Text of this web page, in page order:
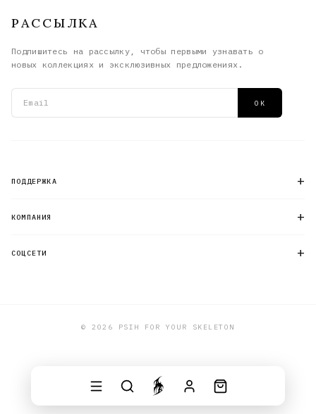
РАССЫЛКА
Подпишитесь на рассылку, чтобы первыми узнавать о
новых коллекциях и эксклюзивных предложениях.
Email адрес
ОК
ПОДДЕРЖКА +
КОМПАНИЯ +
СОЦСЕТИ +
© 2026 PSIH FOR YOUR SKELETON